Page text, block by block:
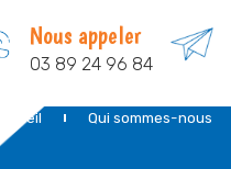
Nous appeler
03 89 24 96 84
Accueil Qui sommes-nous